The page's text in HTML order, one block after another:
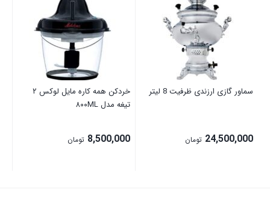
سماور گازی ارزندی ظرفیت 8 لیتر
24,500,000 تومان
خردکن همه کاره مایل لوکس ۲
تیغه مدل ۸۰۰ML
8,500,000 تومان